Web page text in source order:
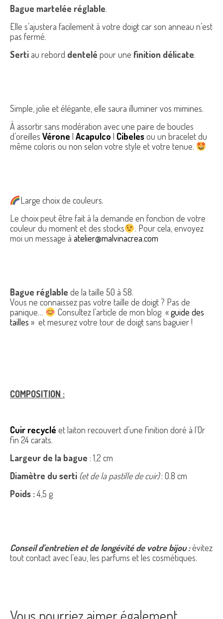
Bague martelée réglable.
Elle s’ajustera facilement à votre doigt car son anneau n’est
pas fermé.
Sertiau rebord dentelé pour une finition délicate.
Simple, jolie et élégante, elle saura illuminer vos mimines.
À assortir sans modération avec une paire de boucles
d’oreilles Vérone | Acapulco | Cibelesou un bracelet du
même coloris ou non selon votre style et votre tenue.
Large choix de couleurs.
Le choix peut être fait à la demande en fonction de votre
couleur du moment et des stocks
. Pour cela, envoyez
moi un message à atelier@malvinacrea.com
Bague réglable de la taille 50 à 58.
Vous ne connaissez pas votre taille de doigt ? Pas de
panique…
Consultez l’article de mon blog «guide des
tailles » et mesurez votre tour de doigt sans baguier !
COMPOSITION :
Cuir recyclé et laiton recouvert d’une finition doré à l’Or
fin 24 carats.
Largeur de la bague : 1,2 cm
Diamètre du serti (et de la pastille de cuir): 0.8 cm
Poids :4,5 g
Conseil d’entretien et de longévité de votre bijou :évitez
tout contact avec l’eau, les parfums et les cosmétiques.